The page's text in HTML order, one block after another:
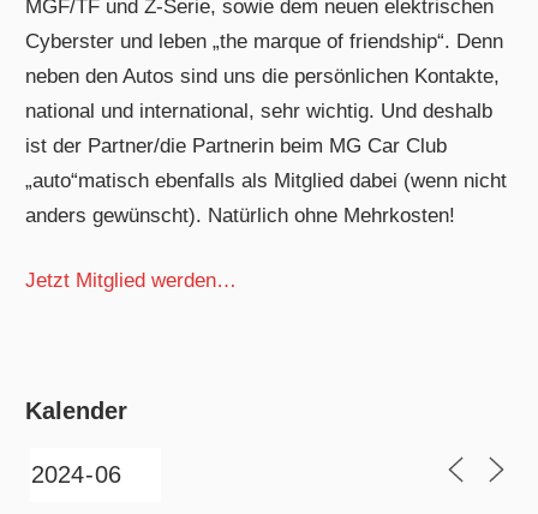
MGF/TF und Z-Serie, sowie dem neuen elektrischen
Cyberster und leben „the marque of friendship“. Denn
neben den Autos sind uns die persönlichen Kontakte,
national und international, sehr wichtig. Und deshalb
ist der Partner/die Partnerin beim MG Car Club
„auto“matisch ebenfalls als Mitglied dabei (wenn nicht
anders gewünscht). Natürlich ohne Mehrkosten!
Jetzt Mitglied werden…
Kalender